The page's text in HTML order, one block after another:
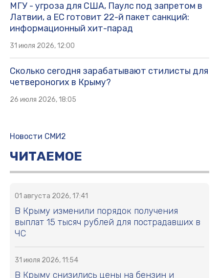
МГУ - угроза для США, Паулс под запретом в
Латвии, а ЕС готовит 22-й пакет санкций:
информационный хит-парад
31 июля 2026, 12:00
Сколько сегодня зарабатывают стилисты для
четвероногих в Крыму?
26 июля 2026, 18:05
Новости СМИ2
ЧИТАЕМОЕ
01 августа 2026, 17:41
В Крыму изменили порядок получения
выплат 15 тысяч рублей для пострадавших в
ЧС
31 июля 2026, 11:54
В Крыму снизились цены на бензин и